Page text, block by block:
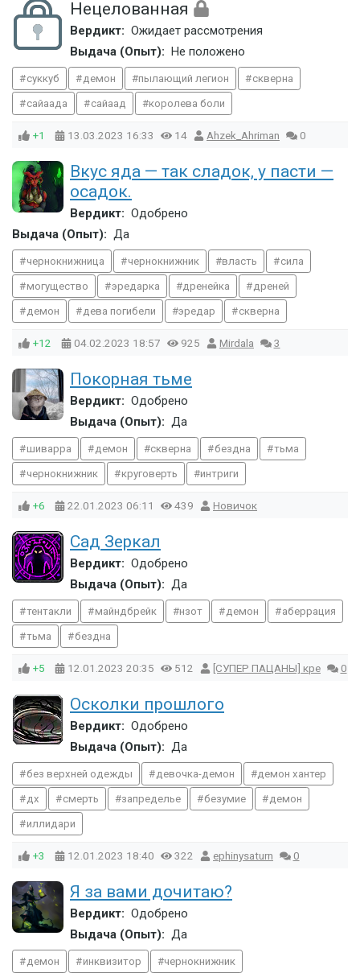
Нецелованная
Вердикт: Ожидает рассмотрения
Выдача (Опыт):
Не положено
суккуб демон пылающий легион скверна
сайаада сайаад королева боли
+1 13.03.2023 16:33 14 Ahzek_Ahriman 0
Вкус яда — так сладок, у пасти —
осадок.
Вердикт: Одобрено
Выдача (Опыт): Да
чернокнижница чернокнижник власть сила
могущество эредарка дренейка дреней
демон дева погибели эредар скверна
+12 04.02.2023 18:57 925 Mirdala 3
Покорная тьме
Вердикт: Одобрено
Выдача (Опыт): Да
шиварра демон скверна бездна тьма
чернокнижник круговерть интриги
+6 22.01.2023 06:11 439 Новичок
Сад Зеркал
Вердикт: Одобрено
Выдача (Опыт): Да
тентакли майндбрейк нзот демон аберрация
тьма бездна
+5 12.01.2023 20:35 512 [СУПЕР ПАЦАНЫ] кре 0
Осколки прошлого
Вердикт: Одобрено
Выдача (Опыт): Да
без верхней одежды девочка-демон демон хантер
дх смерть запределье безумие демон
иллидари
+3 12.01.2023 18:40 322 ephinysaturn 0
Я за вами дочитаю?
Вердикт: Одобрено
Выдача (Опыт): Да
демон инквизитор чернокнижник